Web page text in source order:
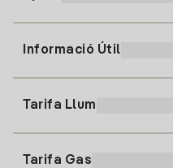
91 919 52 73
Informació Útil
Tarifa Llum
Tarifa Gas